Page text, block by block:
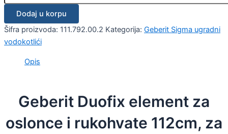
Dodaj u korpu
Šifra proizvoda: 111.792.00.2 Kategorija: Geberit Sigma ugradni
vodokotlići
Opis
Geberit Duofix element za
oslonce i rukohvate 112cm, za